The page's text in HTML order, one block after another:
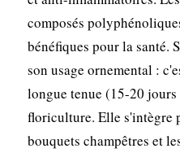
composés
bénéfiques pour la santé.
son usage ornemental :
longue tenue (15-20 jours
floriculture. Elle s'intègre
bouquets champêtres et